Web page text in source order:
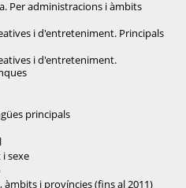
Per administracions i àmbits
i d'entreteniment. Principals
i d'entreteniment.
principals
sexe
àmbits i províncies (fins al 2011)